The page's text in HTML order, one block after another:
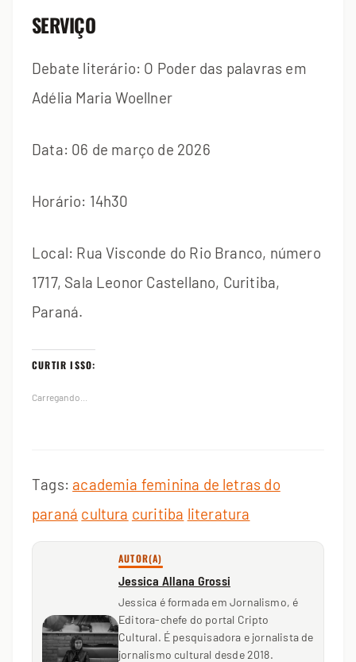
SERVIÇO
Debate literário: O Poder das palavras em
Adélia Maria Woellner
Data: 06 de março de 2026
Horário: 14h30
Local: Rua Visconde do Rio Branco, número
1717, Sala Leonor Castellano, Curitiba,
Paraná.
CURTIR ISSO:
Carregando...
Tags: academia feminina de letras do
paraná cultura curitiba literatura
AUTOR(A)
Jessica Allana Grossi
Jessica é formada em Jornalismo, é
Editora-chefe do portal Cripto
Cultural. É pesquisadora e jornalista de
jornalismo cultural desde 2018.